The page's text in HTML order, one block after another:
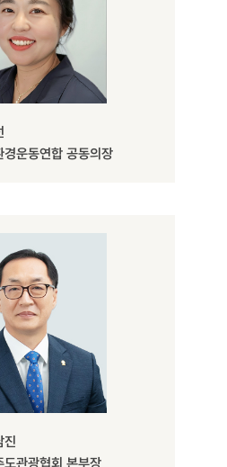
경운동연합 공동의장
진
도관광협회 본부장